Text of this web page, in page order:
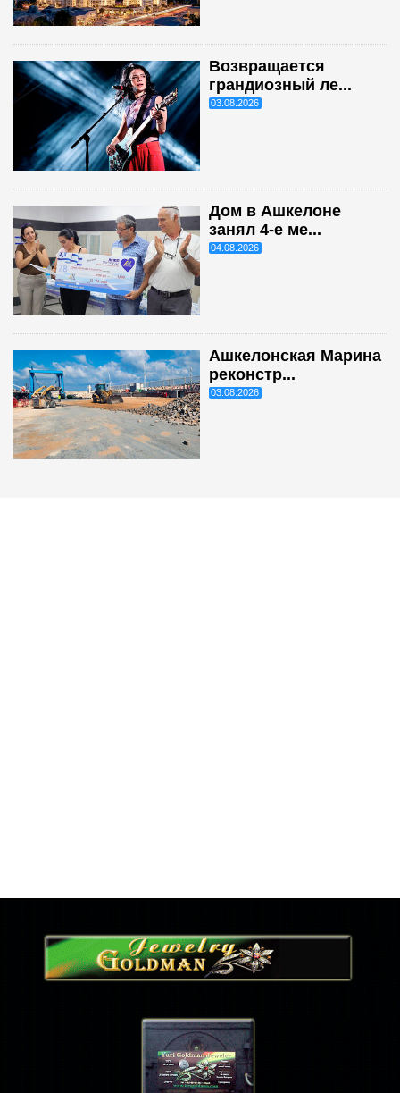
Возвращается
грандиозный ле...
03.08.2026
Дом в Ашкелоне
занял 4-е ме...
04.08.2026
Ашкелонская Марина
реконстр...
03.08.2026